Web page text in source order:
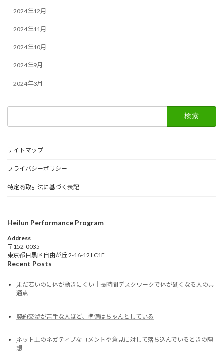
2024年12月
2024年11月
2024年10月
2024年9月
2024年3月
サイトマップ
プライバシーポリシー
特定商取引法に基づく表記
Heilun Performance Program
Address
〒152-0035
東京都目黒区自由が丘 2-16-12 LC1F
Recent Posts
まだ若いのに体が動きにくい｜長時間デスクワークで体が硬くなる人の共
通点
契約交渉が苦手な人ほど、準備はちゃんとしている
ネット上のネガティブなコメントや意見に対して落ち込んでいるときの瞑
想